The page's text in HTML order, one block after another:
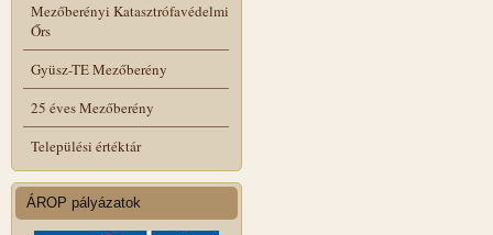
Mezőberényi Katasztrófavédelmi
Őrs
Gyüsz-TE Mezőberény
25 éves Mezőberény
Települési értéktár
ÁROP pályázatok